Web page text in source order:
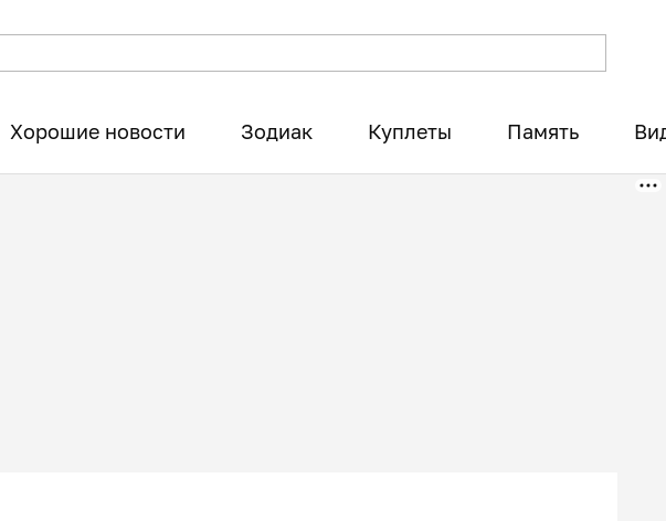
Хорошие новости Зодиак Куплеты Память